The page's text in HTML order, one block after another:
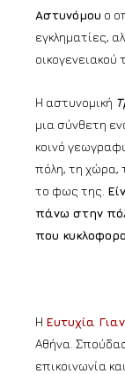
Αστυνόμου ο
εγκληματίες,
οικογενειακού
Η αστυνομική
μια σύνθετη
κοινό
πόλη, τη χώρα,
το φως της.
πάνω στην
που
Η Ευτυχία
Αθήνα.
επικοινωνία